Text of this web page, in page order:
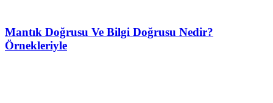
Mantık Doğrusu Ve Bilgi Doğrusu Nedir?
Örnekleriyle